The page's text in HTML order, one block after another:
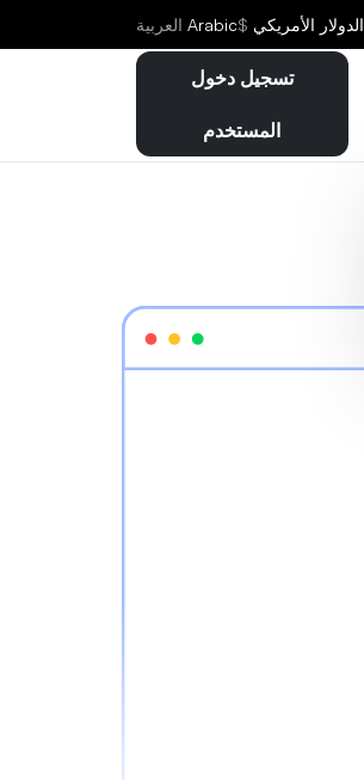
الدولار الأمريكي $
Arabic العربية
تسجيل دخول
المستخدم